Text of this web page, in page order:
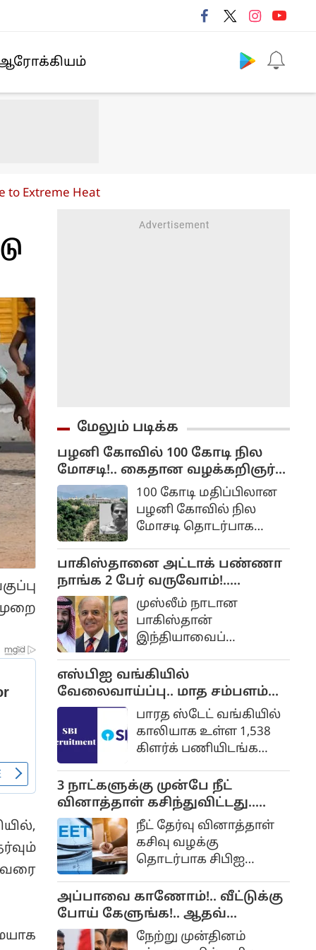
to Extreme Heat
மேலும் படிக்க
பழனி கோவில் 100 கோடி நில
மோசடி!.. கைதான வழக்கறிஞர்
சிறையில் உயிரிழப்பு!..
100 கோடி மதிப்பிலான
பழனி கோவில் நில
மோசடி தொடர்பாக
சிறையில்
அடைக்கப்பட்டிருந்த
வழக்கறிஞர் உயிரிழந்த
சம்பவம் பரபரப்பை
ஏற்படுத்தியிருக்கிறது.
பாகிஸ்தானை அட்டாக் பண்ணா
நாங்க 2 பேர் வருவோம்!..
துருக்கி, சவூதி அரேபியா
அறிவிப்பு...
முஸ்லீம் நாடான
பாகிஸ்தான்
இந்தியாவைப்
பயங்கரவாத நாடாகவே
பார்க்கப்படுகிறது.
எஸ்பிஐ வங்கியில்
வேலைவாய்ப்பு.. மாத சம்பளம்
ரூ.64,480 வரை...
விண்ணப்பிப்பது எப்படி? முழு
விவரம்..
பாரத ஸ்டேட் வங்கியில்
காலியாக உள்ள 1,538
கிளர்க் பணியிடங்களை
அறிவிப்பு
வெளியிடப்பட்டுள்ளது.
தகுதியும் விருப்பமும்
உள்ள
விண்ணப்பதாரர்கள்
அதிகாரப்பூர்வ
இணையதளமான
sbi.bank.in மூலம்
ஆன்லைனில்
விண்ணப்பிக்கலாம்.
3 நாட்களுக்கு முன்பே நீட்
வினாத்தாள் கசிந்துவிட்டது..
சிபிஐ விசாரணையில்
திடுக்கிடும் தகவல்...
நீட் தேர்வு வினாத்தாள்
கசிவு வழக்கு
தொடர்பாக சிபிஐ
குற்றப்பத்திரிகையில்
பல திடுக்கிடும்
தகவல்கள்
வெளியாகியுள்ளன.
அப்பாவை காணோம்!.. வீட்டுக்கு
போய் கேளுங்க!.. ஆதவ்
அர்ஜுனா - உதயநிதி
நேற்று முன்தினம்